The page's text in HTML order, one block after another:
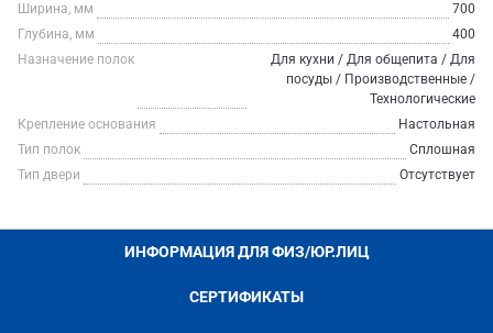
Ширина, мм
700
Глубина, мм
400
Назначение полок
Для кухни / Для общепита / Для
посуды / Производственные /
Технологические
Крепление основания
Настольная
Тип полок
Сплошная
Тип двери
Отсутствует
ИНФОРМАЦИЯ ДЛЯ ФИЗ/ЮР.ЛИЦ
СЕРТИФИКАТЫ